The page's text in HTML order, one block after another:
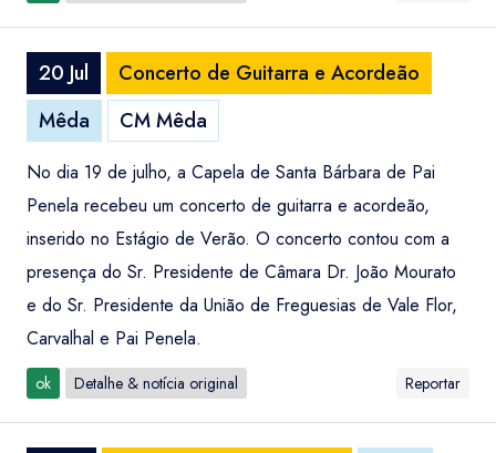
20 Jul
Concerto de Guitarra e Acordeão
Mêda
CM Mêda
No dia 19 de julho, a Capela de Santa Bárbara de Pai
Penela recebeu um concerto de guitarra e acordeão,
inserido no Estágio de Verão. O concerto contou com a
presença do Sr. Presidente de Câmara Dr. João Mourato
e do Sr. Presidente da União de Freguesias de Vale Flor,
Carvalhal e Pai Penela.
ok Detalhe & notícia original Reportar